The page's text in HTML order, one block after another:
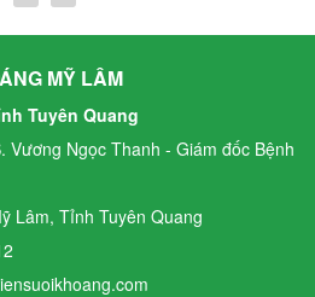
MỸ LÂM
Tuyên Quang
Vương Ngọc Thanh - Giám đốc Bệnh
Lâm, Tỉnh Tuyên Quang